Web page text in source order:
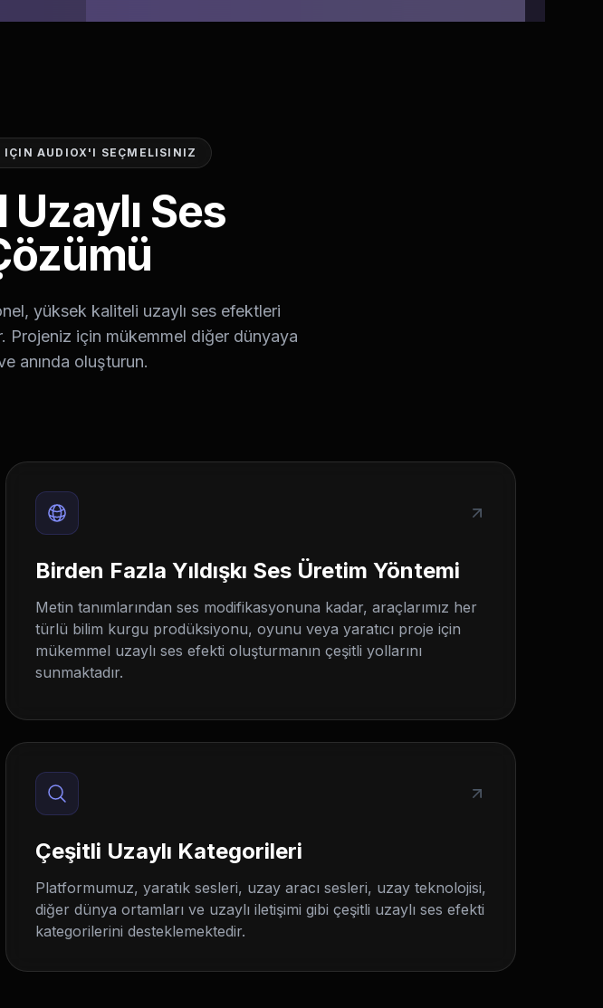
IÇIN AUDIOX'I SEÇMELISINIZ
Ses
yüksek kaliteli uzaylı ses efektleri
Projeniz için mükemmel diğer dünyaya
anında oluşturun.
Birden Fazla Yıldışkı Ses Üretim Yöntemi
Metin tanımlarından ses modifikasyonuna kadar, araçlarımız her
türlü bilim kurgu prodüksiyonu, oyunu veya yaratıcı proje için
mükemmel uzaylı ses efekti oluşturmanın çeşitli yollarını
sunmaktadır.
Çeşitli Uzaylı Kategorileri
Platformumuz, yaratık sesleri, uzay aracı sesleri, uzay teknolojisi,
diğer dünya ortamları ve uzaylı iletişimi gibi çeşitli uzaylı ses efekti
kategorilerini desteklemektedir.